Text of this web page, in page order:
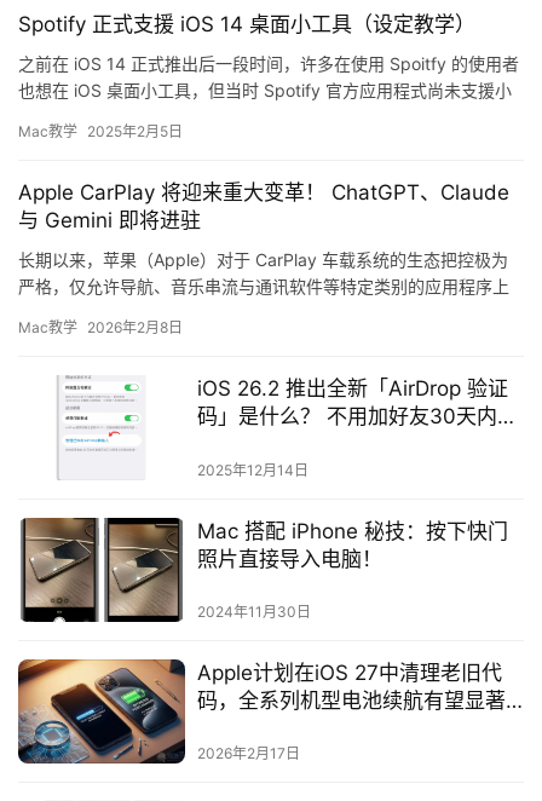
Spotify 正式支援 iOS 14 桌面小工具（设定教学）
之前在 iOS 14 正式推出后一段时间，许多在使用 Spoitfy 的使用者
也想在 iOS 桌面小工具，但当时 Spotify 官方应用程式尚未支援小
Mac教学 2025年2月5日
Apple CarPlay 将迎来重大变革！ ChatGPT、Claude
与 Gemini 即将进驻
长期以来，苹果（Apple）对于 CarPlay 车载系统的生态把控极为
严格，仅允许导航、音乐串流与通讯软件等特定类别的应用程序上
Mac教学 2026年2月8日
iOS 26.2 推出全新「AirDrop 验证
码」是什么？ 不用加好友30天内无
2025年12月14日
Mac 搭配 iPhone 秘技：按下快门
照片直接导入电脑！
2024年11月30日
Apple计划在iOS 27中清理老旧代
码，全系列机型电池续航有望显著
2026年2月17日